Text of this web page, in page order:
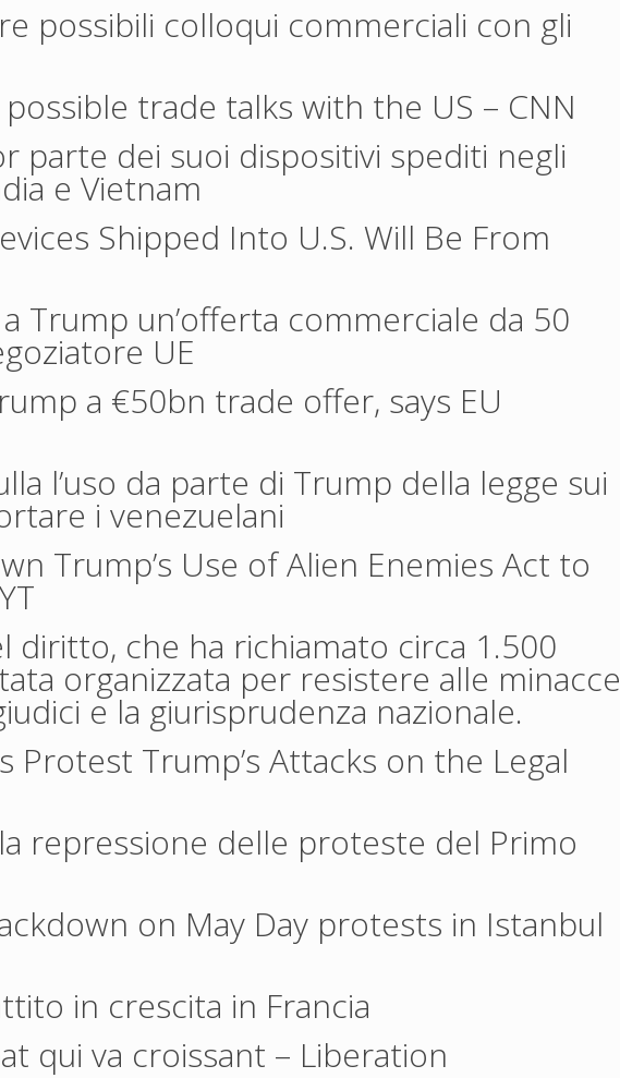
possibili colloqui commerciali con gli
possible trade talks with the US – CNN
parte dei suoi dispositivi spediti negli
e Vietnam
Shipped Into U.S. Will Be From
Trump un’offerta commerciale da 50
UE
a €50bn trade offer, says EU
l’uso da parte di Trump della legge sui
i venezuelani
Trump’s Use of Alien Enemies Act to
diritto, che ha richiamato circa 1.500
organizzata per resistere alle minacce
e la giurisprudenza nazionale.
Protest Trump’s Attacks on the Legal
repressione delle proteste del Primo
on May Day protests in Istanbul
in crescita in Francia
qui va croissant – Liberation